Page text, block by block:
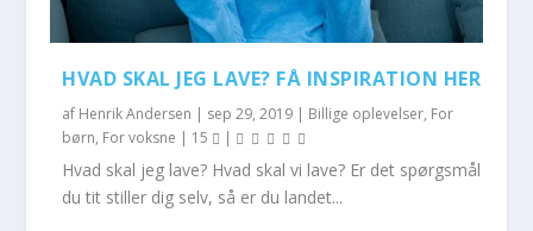
HVAD SKAL JEG LAVE? FÅ INSPIRATION HER
af Henrik Andersen | sep 29, 2019 | Billige oplevelser, For
børn, For voksne | 15 |
Hvad skal jeg lave? Hvad skal vi lave? Er det spørgsmål
du tit stiller dig selv, så er du landet...